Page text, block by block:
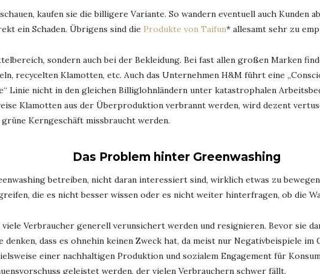
kaufen sie die billigere Variante. So wandern eventuell auch Kunden
ein Schaden. Übrigens sind die Produkte von Taifun* allesamt sehr zu
sondern auch bei der Bekleidung. Bei fast allen großen Marken
recycelten Klamotten, etc. Auch das Unternehmen H&M führt eine
Linie nicht in den gleichen Billiglohnländern unter katastrophalen
Klamotten aus der Überproduktion verbrannt werden, wird dezent
Kerngeschäft missbraucht werden.
Das Problem hinter Greenwashing
betreiben, nicht daran interessiert sind, wirklich etwas zu
die es nicht besser wissen oder es nicht weiter hinterfragen, ob die
Verbraucher generell verunsichert werden und resignieren. Bevor sie
denken, dass es ohnehin keinen Zweck hat, da meist nur Negativbeispiele im
einer nachhaltigen Produktion und sozialem Engagement für
geleistet werden, der vielen Verbrauchern schwer fällt.